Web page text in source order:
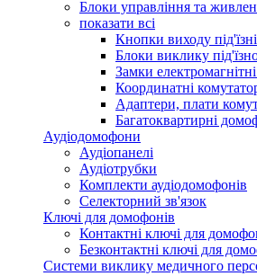
Блоки управління та
показати всі
Кнопки виходу під'їзні
Блоки виклику
Замки електромагнітні
Координатні
Адаптери, плати
Багатоквартирні
Аудіодомофони
Аудіопанелі
Аудіотрубки
Комплекти аудіодомофонів
Селекторний зв'язок
Ключі для домофонів
Контактні ключі для
Безконтактні ключі для
Системи виклику медичного